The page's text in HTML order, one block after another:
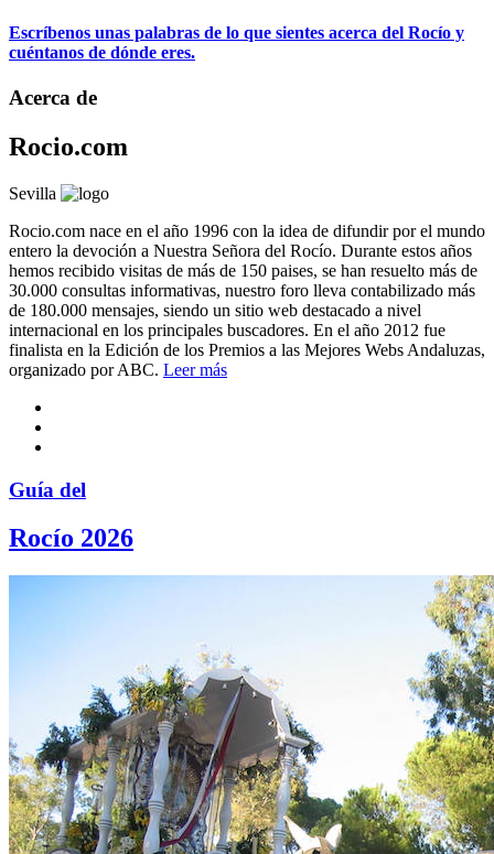
Escríbenos unas palabras de lo que sientes acerca del Rocío y
cuéntanos de dónde eres.
Acerca de
Rocio.com
Sevilla
Rocio.com nace en el año 1996 con la idea de difundir por el mundo
entero la devoción a Nuestra Señora del Rocío. Durante estos años
hemos recibido visitas de más de 150 paises, se han resuelto más de
30.000 consultas informativas, nuestro foro lleva contabilizado más
de 180.000 mensajes, siendo un sitio web destacado a nivel
internacional en los principales buscadores. En el año 2012 fue
finalista en la Edición de los Premios a las Mejores Webs Andaluzas,
organizado por ABC. Leer más
Guía del
Rocío 2026